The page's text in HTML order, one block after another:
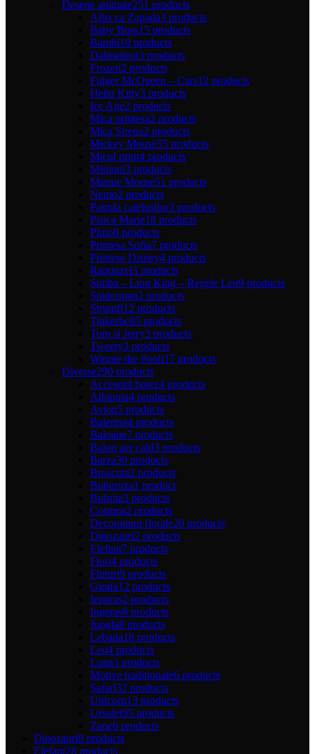
Desene animate251 products
Alba ca Zapada3 products
Baby Boss15 products
Bambi10 products
Dalmatieni3 products
Frozen2 products
Fulger McQueen – Cars12 products
Hello Kitty3 products
Ice Age2 products
Mica printesa2 products
Mica Sirena2 products
Mickey Mouse55 products
Micul print4 products
Minioni3 products
Minnie Mouse51 products
Nemo2 products
Patrula catelusilor3 products
Pisica Marie18 products
Pluto0 products
Printesa Sofia7 products
Printese Disney4 products
Rapunzel3 products
Simba – Lion King – Regele Leu9 products
Spiderman2 products
Strumfi12 products
Tinkerbell5 products
Tom si Jerry3 products
Tweety3 products
Winnie the Pooh17 products
Diverse290 products
Accesorii botez4 products
Albinuta4 products
Avion5 products
Balerina4 products
Baloane7 products
Balon aer cald3 products
Barza30 products
Broscuta2 products
Buburuza1 product
Bufnita3 products
Cosmos2 products
Decoratiuni florale20 products
Dinozauri2 products
Elefant7 products
Flori4 products
Fluturi9 products
Girafa12 products
Iepuras2 products
Ingeras8 products
Jungla8 products
Lebada18 products
Leu4 products
Luna3 products
Motive traditionale6 products
Safari32 products
Unicorn13 products
Ursulet95 products
Zane6 products
Dinozauri8 products
Elefant28 products